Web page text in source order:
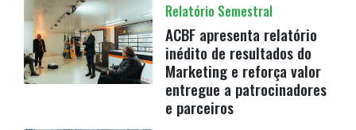
Relatório Semestral
ACBF apresenta relatório
inédito de resultados do
Marketing e reforça valor
entregue a patrocinadores
e parceiros